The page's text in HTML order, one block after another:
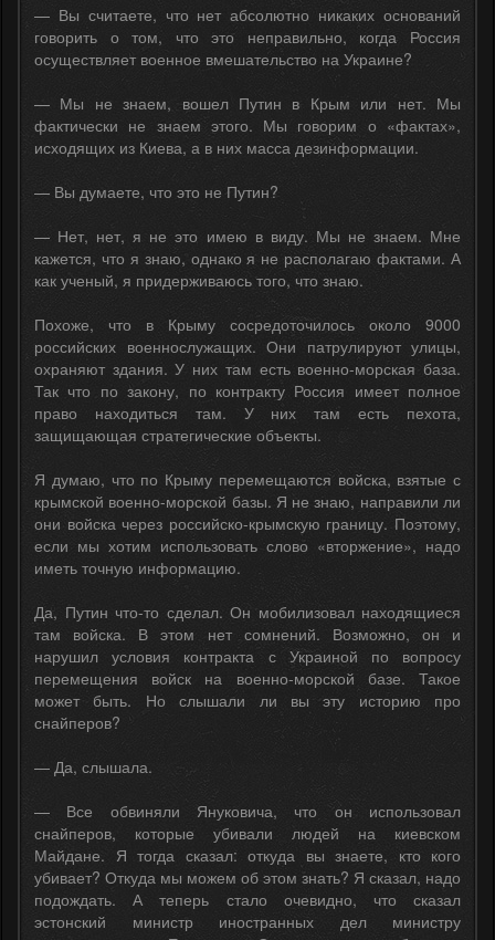
— Вы считаете, что нет абсолютно никаких оснований
говорить о том, что это неправильно, когда Россия
осуществляет военное вмешательство на Украине?
— Мы не знаем, вошел Путин в Крым или нет. Мы
фактически не знаем этого. Мы говорим о «фактах»,
исходящих из Киева, а в них масса дезинформации.
— Вы думаете, что это не Путин?
— Нет, нет, я не это имею в виду. Мы не знаем. Мне
кажется, что я знаю, однако я не располагаю фактами. А
как ученый, я придерживаюсь того, что знаю.
Похоже, что в Крыму сосредоточилось около 9000
российских военнослужащих. Они патрулируют улицы,
охраняют здания. У них там есть военно-морская база.
Так что по закону, по контракту Россия имеет полное
право находиться там. У них там есть пехота,
защищающая стратегические объекты.
Я думаю, что по Крыму перемещаются войска, взятые с
крымской военно-морской базы. Я не знаю, направили ли
они войска через российско-крымскую границу. Поэтому,
если мы хотим использовать слово «вторжение», надо
иметь точную информацию.
Да, Путин что-то сделал. Он мобилизовал находящиеся
там войска. В этом нет сомнений. Возможно, он и
нарушил условия контракта с Украиной по вопросу
перемещения войск на военно-морской базе. Такое
может быть. Но слышали ли вы эту историю про
снайперов?
— Да, слышала.
— Все обвиняли Януковича, что он использовал
снайперов, которые убивали людей на киевском
Майдане. Я тогда сказал: откуда вы знаете, кто кого
убивает? Откуда мы можем об этом знать? Я сказал, надо
подождать. А теперь стало очевидно, что сказал
эстонский министр иностранных дел министру